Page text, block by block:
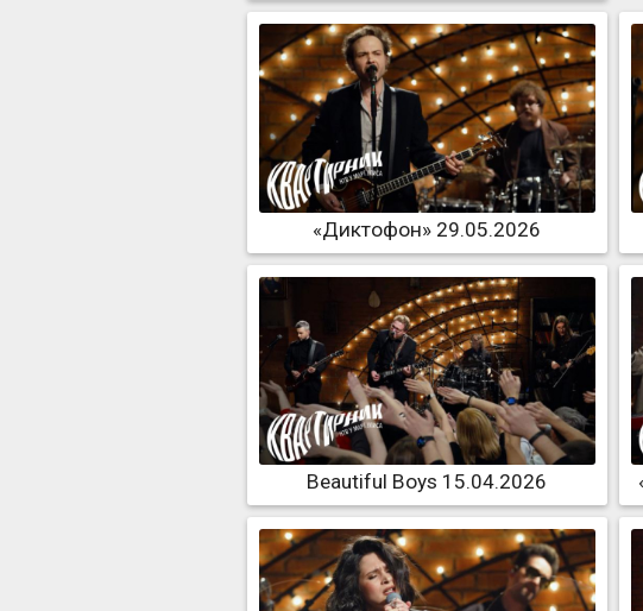
«Диктофон» 29.05.2026
Beautiful Boys 15.04.2026